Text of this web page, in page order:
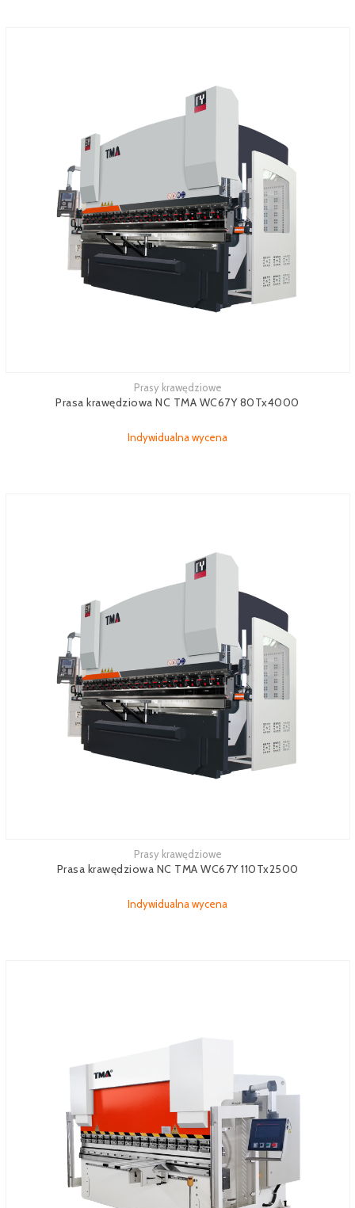
Prasy krawędziowe
Prasa krawędziowa NC TMA WC67Y 80Tx4000
Indywidualna wycena
Prasy krawędziowe
Prasa krawędziowa NC TMA WC67Y 110Tx2500
Indywidualna wycena